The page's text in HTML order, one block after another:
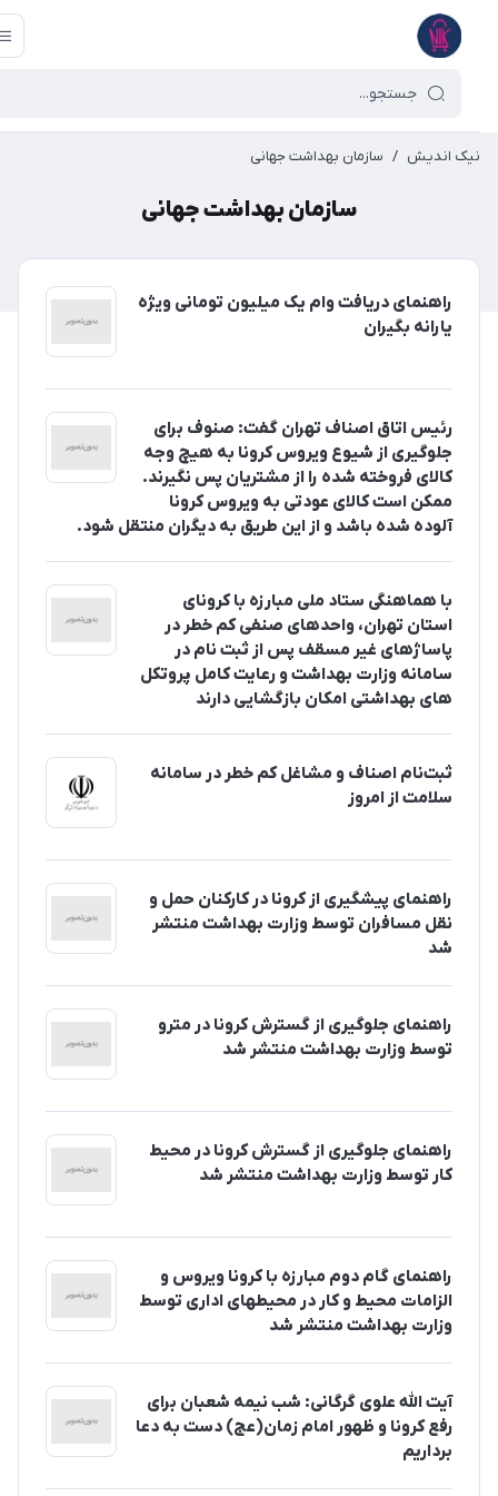
نیک اندیش / سازمان بهداشت جهانی
سازمان بهداشت جهانی
راهنمای دریافت وام یک میلیون تومانی ویژه
یارانه بگیران
رئیس اتاق اصناف تهران گفت: صنوف برای
جلوگیری از شیوع ویروس کرونا به هیچ وجه
کالای فروخته شده را از مشتریان پس نگیرند.
ممکن است کالای عودتی به ویروس کرونا
آلوده شده باشد و از این طریق به دیگران منتقل شود.
با هماهنگی ستاد ملی مبارزه با کرونای
استان تهران، واحدهای صنفی کم خطر در
پاساژهای غیر مسقف پس از ثبت نام در
سامانه وزارت بهداشت و رعایت کامل پروتکل
های بهداشتی امکان بازگشایی دارند
ثبت‌نام اصناف و مشاغل کم خطر در سامانه
سلامت از امروز
راهنمای پیشگیری از کرونا در کارکنان حمل و
نقل مسافران توسط وزارت بهداشت منتشر
شد
راهنمای جلوگیری از گسترش کرونا در مترو
توسط وزارت بهداشت منتشر شد
راهنمای جلوگیری از گسترش کرونا در محیط
کار توسط وزارت بهداشت منتشر شد
راهنمای گام دوم مبارزه با کرونا ویروس و
الزامات محیط و کار در محیطهای اداری توسط
وزارت بهداشت منتشر شد
آیت الله علوی گرگانی: شب نیمه شعبان برای
رفع کرونا و ظهور امام زمان(عج) دست به دعا
برداریم